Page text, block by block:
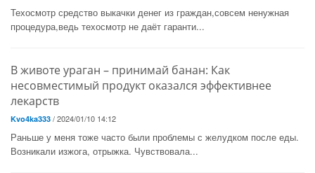
Техосмотр средство выкачки денег из граждан,совсем ненужная
процедура,ведь техосмотр не даёт гаранти...
В животе ураган – принимай банан: Как
несовместимый продукт оказался эффективнее
лекарств
Kvo4ka333 / 2024/01/10 14:12
Раньше у меня тоже часто были проблемы с желудком после еды.
Возникали изжога, отрыжка. Чувствовала...